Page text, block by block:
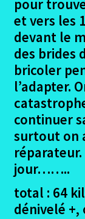
Seville
Eurovelo6
Autres trajets
Randonnées
Me contacter
pour
et vers les
devant le
des brides
bricoler
l’adapter.
continuer
surtout on
jour……..
total : 64
dénivelé +,